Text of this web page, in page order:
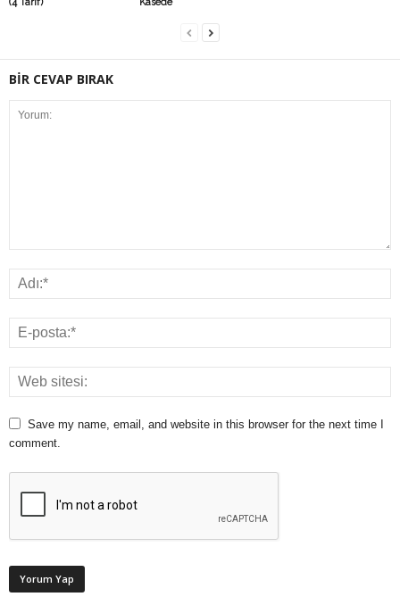
BİR CEVAP BIRAK
Save my name, email, and website in this browser for the next time I
comment.